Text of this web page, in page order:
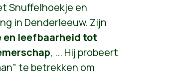
Snuffelhoekje en
in Denderleeuw. Zijn
en leefbaarheid tot
, ... Hij probeert
te betrekken om